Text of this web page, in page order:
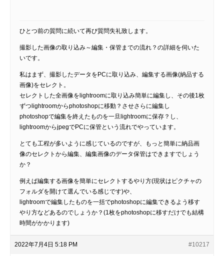
ひとつ前の質問に続いて再び質問失礼致します。
撮影した画像の取り込み～編集・保管までの流れ？の詳細を伺いた
いです。
私はまず、撮影したデータをPCに取り込み、編集する画像(納品する
画像)をセレクト。
セレクトした全画像をlightroomに取り込み簡単に編集し、その後1枚
ずつlightroomからphotoshopに移動？させさらに編集し
photoshopで編集を終えたものを一旦lightroomに保存？し、
lightroomからjpegでPCに保管という流れでやっています。
とても工程が多いように感じているのですが、もっと簡単に納品画
像のセレクトから編集、編集画像のデータ保管はできますでしょう
か？
例えば編集する画像を簡単にセレクトするやり方(現状はピクチャの
フォルダを開けて選んでいる感じです)や、
lightroomで編集したものを一括でphotoshopに編集できるよう移す
やり方などあるのでしょうか？(1枚をphotoshopに移すだけでも結構
時間がかかります)
2022年7月4日 5:18 PM #10217